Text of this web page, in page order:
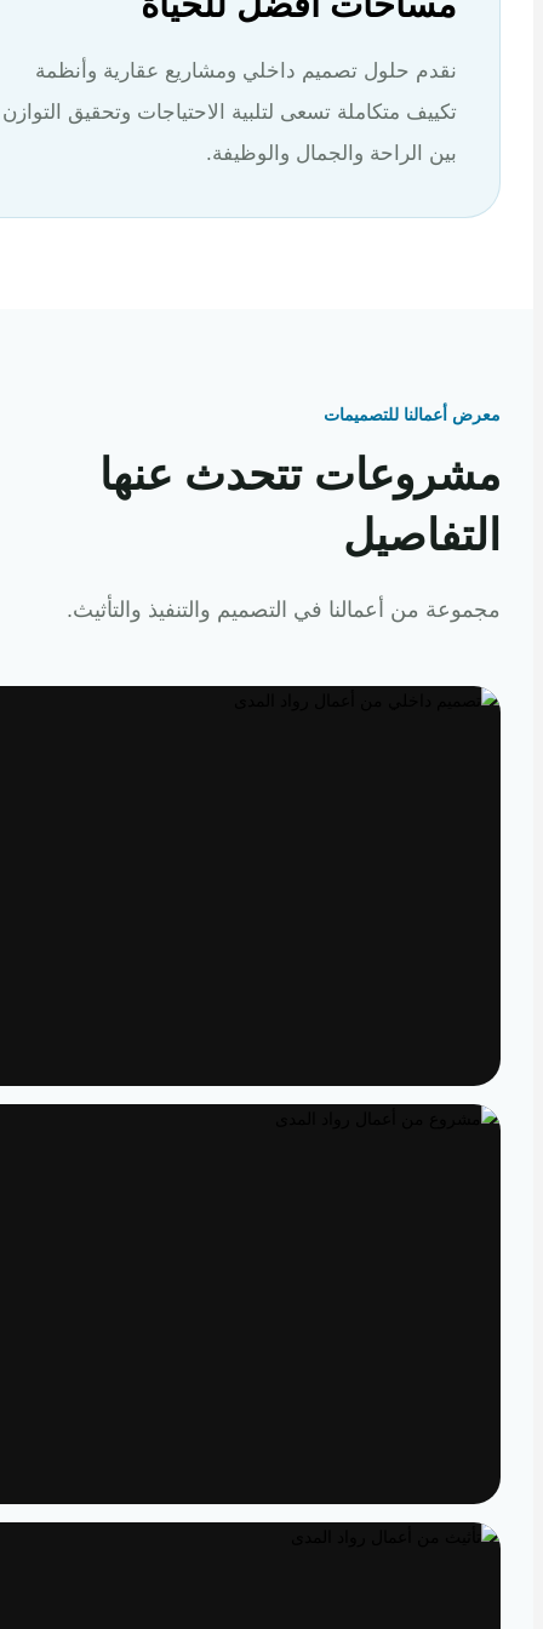
نقدم حلول تصميم داخلي ومشاريع عقارية وأنظمة
تكييف متكاملة تسعى لتلبية الاحتياجات وتحقيق التوازن
بين الراحة والجمال والوظيفة.
أعمالنا للتصميمات
تتحدث عنها
من أعمالنا في التصميم والتنفيذ والتأثيث.
تصميم داخلي